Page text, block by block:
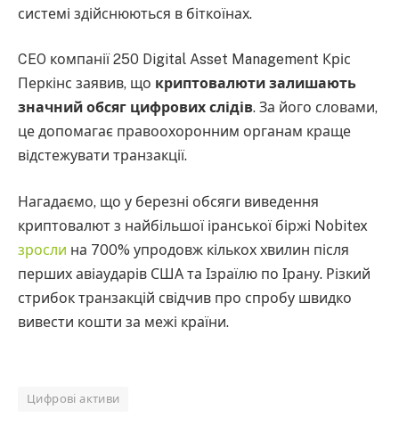
системі здійснюються в біткоїнах.
CEO компанії 250 Digital Asset Management Кріс
Перкінс заявив, що криптовалюти залишають
значний обсяг цифрових слідів. За його словами,
це допомагає правоохоронним органам краще
відстежувати транзакції.
Нагадаємо, що у березні обсяги виведення
криптовалют з найбільшої іранської біржі Nobitex
зросли на 700% упродовж кількох хвилин після
перших авіаударів США та Ізраїлю по Ірану. Різкий
стрибок транзакцій свідчив про спробу швидко
вивести кошти за межі країни.
Цифрові активи